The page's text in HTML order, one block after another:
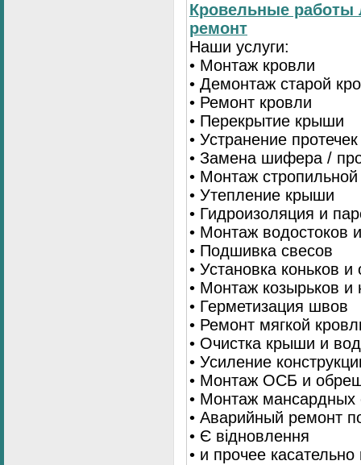
Кровельные
ремонт
Наши услуги:
• Монтаж кровли
• Демонтаж старой
• Ремонт кровли
• Перекрытие крыши
• Устранение протечек
• Замена шифера /
• Монтаж
• Утепление крыши
• Гидроизоляция и
• Монтаж водостоков
• Подшивка свесов
• Установка коньков и
• Монтаж козырьков и
• Герметизация швов
• Ремонт мягкой
• Очистка крыши и
• Усиление
• Монтаж ОСБ и
• Монтаж мансардных
• Аварийный ремонт
• Є відновлення
• и прочее